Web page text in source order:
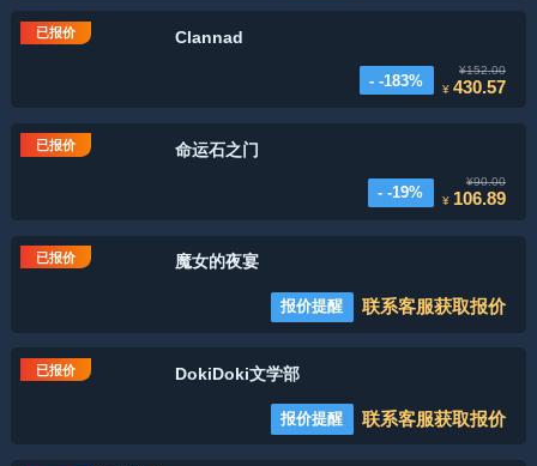
已报价 Clannad
- -183%
¥152.00
¥430.57
已报价 命运石之门
- -19%
¥90.00
¥ 106.89
已报价 魔女的夜宴
报价提醒 联系客服获取报价
已报价 DokiDoki文学部
报价提醒 联系客服获取报价